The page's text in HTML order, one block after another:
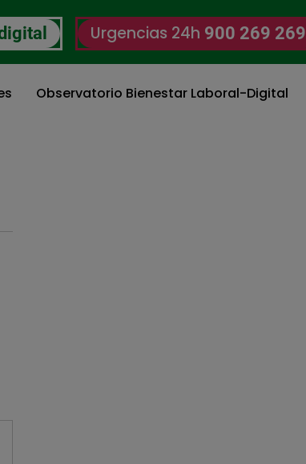
Urgencias 24h 900 269 269
Observatorio Bienestar Laboral-Digital